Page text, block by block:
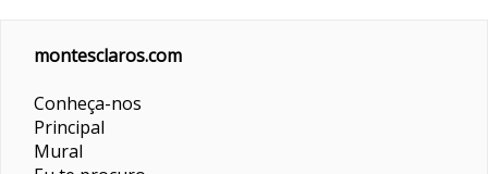
montesclaros.com
Conheça-nos
Principal
Mural